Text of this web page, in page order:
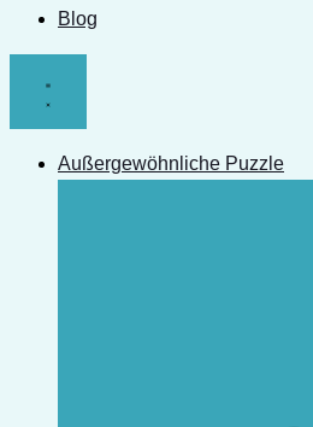
Blog
Außergewöhnliche Puzzle